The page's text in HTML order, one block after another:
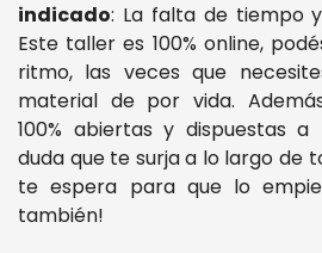
indicado: La falta de tiempo
Este taller es 100% online,
ritmo, las veces que
material de por vida.
100% abiertas y dispuestas a
duda que te surja a lo largo de
te espera para que lo
también!